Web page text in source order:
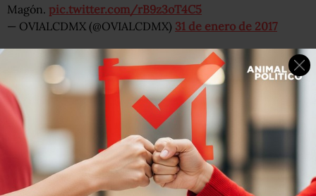
Magón. pic.twitter.com/rB9z3oT4C5
— OVIALCDMX (@OVIALCDMX) 31 de enero de 2017
#PrecauciónVial cerrado en#AvInsurgentes
a la altura
de Eje 3 Sur dirección al Norte, por manifestantes.
#AlternativaVial
Av. Cuauhtémoc.
— OVIALCDMX (@OVIALCDMX)
31 de enero de 2017
Se modifican circuitos en línea 3. Tenayuca-Buenavista y
Etiopía-Cuauhtémoc. Sin servicio temporalmente de